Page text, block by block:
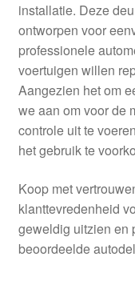
installatie. Deze
ontworpen voor
professionele
voertuigen willen
Aangezien het om
we aan om voor de
controle uit te
het gebruik te
Koop met
klanttevredenheid
geweldig uitzien en
beoordeelde